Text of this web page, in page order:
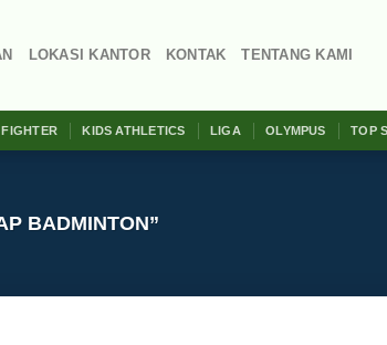
LOKASI KANTOR KONTAK TENTANG KAMI
FIGHTER KIDS ATHLETICS LIGA OLYMPUS TOP
BADMINTON”